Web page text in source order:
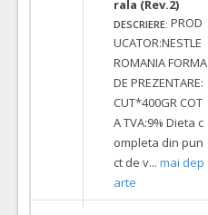
rala (Rev.2)
DESCRIERE: PROD
UCATOR:NESTLE
ROMANIA FORMA
DE PREZENTARE:
CUT*400GR COT
A TVA:9% Dieta c
ompleta din pun
ct de v... mai dep
arte